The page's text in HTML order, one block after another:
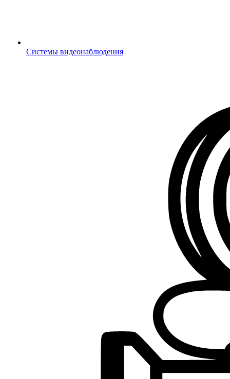
Системы видеонаблюдения